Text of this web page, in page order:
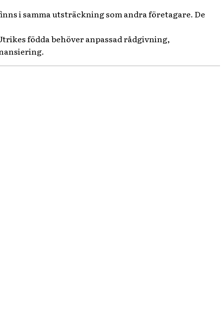
i samma utsträckning som andra företagare. De
födda behöver anpassad rådgivning,